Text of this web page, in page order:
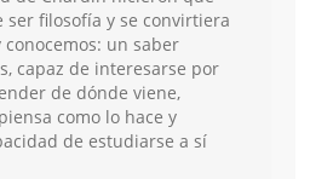
ser filosofía y se convirtiera
un saber
capaz de interesarse por
de dónde viene,
como lo hace y
de estudiarse a sí